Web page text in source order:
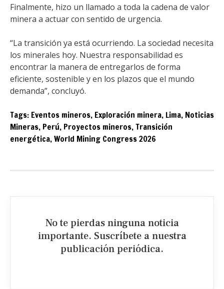
Finalmente, hizo un llamado a toda la cadena de valor
minera a actuar con sentido de urgencia.
“La transición ya está ocurriendo. La sociedad necesita
los minerales hoy. Nuestra responsabilidad es
encontrar la manera de entregarlos de forma
eficiente, sostenible y en los plazos que el mundo
demanda”, concluyó.
Tags: Eventos mineros, Exploración minera, Lima, Noticias
Mineras, Perú, Proyectos mineros,Transición
energética,World Mining Congress 2026
No te pierdas ninguna noticia
importante. Suscríbete a nuestra
publicación periódica.​